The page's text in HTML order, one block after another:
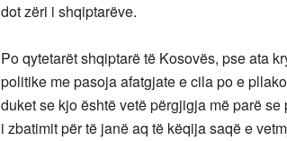
dot zëri i shqiptarëve.
Po qytetarët shqiptarë të Kosovës, pse ata
politike me pasoja afatgjate e cila po e
duket se kjo është vetë përgjigja më parë
i zbatimit për të janë aq të këqija saqë e